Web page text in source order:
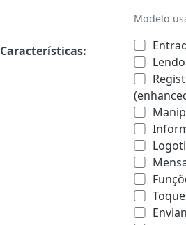
Modelo
Características: